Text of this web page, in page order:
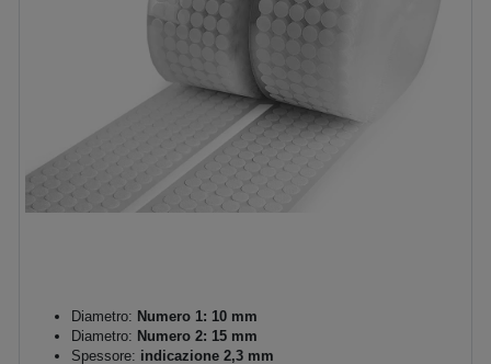
Diametro: Numero 1: 10 mm
Diametro: Numero 2: 15 mm
Spessore: indicazione 2,3 mm